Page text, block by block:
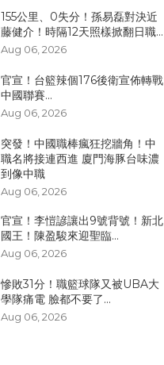
155公里、0失分！孫易磊對決近
藤健介！時隔12天照樣掀翻日職...
Aug 06, 2026
官宣！台籃辣個176後衛宣佈轉戰
中國聯賽...
Aug 06, 2026
突發！中國職棒瘋狂挖牆角！中
職名將接連西進 廈門海豚台味濃
到像中職
Aug 06, 2026
官宣！李愷諺讓出9號背號！新北
國王！陳盈駿來迎聖臨...
Aug 06, 2026
慘敗31分！職籃球隊又被UBA大
學隊痛電 臉都不要了...
Aug 06, 2026